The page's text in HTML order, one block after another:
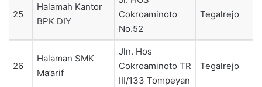
25
Halamah Kantor
BPK DIY
Cokroaminoto
No.52
Tegalrejo
26
Halaman SMK
Ma’arif
Jln. Hos
Cokroaminoto TR
III/133 Tompeyan
Tegalrejo